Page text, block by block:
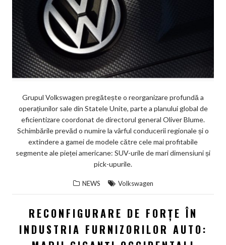
Grupul Volkswagen pregătește o reorganizare profundă a
operațiunilor sale din Statele Unite, parte a planului global de
eficientizare coordonat de directorul general Oliver Blume.
Schimbările prevăd o numire la vârful conducerii regionale și o
extindere a gamei de modele către cele mai profitabile
segmente ale pieței americane: SUV-urile de mari dimensiuni și
pick-upurile.
NEWS Volkswagen
RECONFIGURARE DE FORȚE ÎN
INDUSTRIA FURNIZORILOR AUTO: